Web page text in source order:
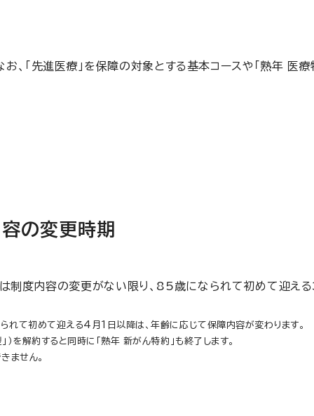
医療」を保障の対象とする基本コースや「熟年
の変更時期
制度内容の変更がない限り、85歳になられて初めて迎え
れて初めて迎える4月1日以降は、年齢に応じて保障内容が変わります。
）を解約すると同時に「熟年 新がん特約」も終了します。
ません。